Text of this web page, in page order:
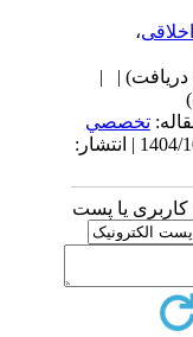
،
| |
تخصصي
دریافت: 1404/3/12 | پذیرش: 1404/10/13 | انتشار:
یا پست